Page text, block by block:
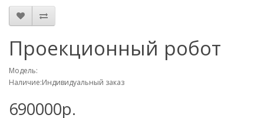
Проекционный робот
Модель:
Наличие:Индивидуальный заказ
690000р.